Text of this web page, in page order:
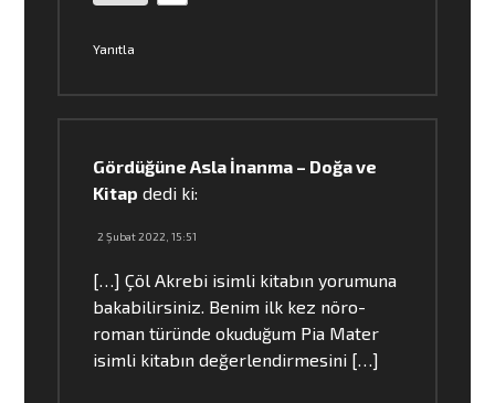
Yanıtla
Gördüğüne Asla İnanma – Doğa ve
Kitap dedi ki:
2 Şubat 2022, 15:51
[…] Çöl Akrebi isimli kitabın yorumuna
bakabilirsiniz. Benim ilk kez nöro-
roman türünde okuduğum Pia Mater
isimli kitabın değerlendirmesini […]